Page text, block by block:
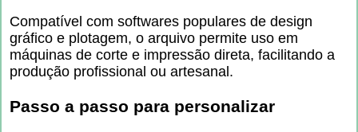
Compatível com softwares populares de design
gráfico e plotagem, o arquivo permite uso em
máquinas de corte e impressão direta, facilitando a
produção profissional ou artesanal.
Passo a passo para personalizar